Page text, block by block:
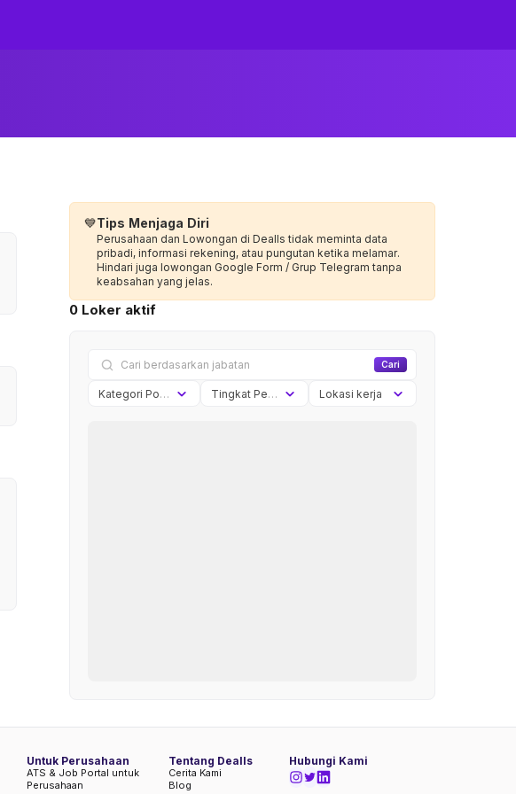
💙Tips Menjaga Diri
Perusahaan dan Lowongan di Dealls tidak meminta data
pribadi, informasi rekening, atau pungutan ketika melamar.
Hindari juga lowongan Google Form / Grup Telegram tanpa
keabsahan yang jelas.
0 Loker aktif
Cari
Kategori Posisi Tingkat Pengalaman Lokasi kerja
Untuk Perusahaan
ATS & Job Portal untuk
Perusahaan
Hubungi Kami
Tentang Dealls
Cerita Kami
Blog